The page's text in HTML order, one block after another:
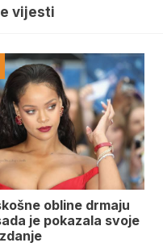
vijesti
obline drmaju
je pokazala svoje